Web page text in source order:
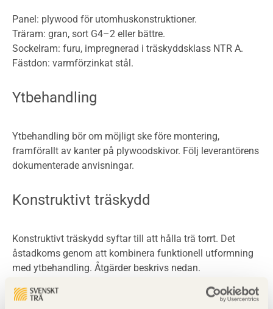
Panel: plywood för utomhuskonstruktioner.
Träram: gran, sort G4–2 eller bättre.
Sockelram: furu, impregnerad i träskyddsklass NTR A.
Fästdon: varmförzinkat stål.
Ytbehandling
Ytbehandling bör om möjligt ske före montering,
framförallt av kanter på plywoodskivor. Följ leverantörens
dokumenterade anvisningar.
Konstruktivt träskydd
Konstruktivt träskydd syftar till att hålla trä torrt. Det
åstadkoms genom att kombinera funktionell utformning
med ytbehandling. Åtgärder beskrivs nedan.